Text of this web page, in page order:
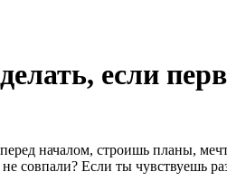
если
началом, строишь планы,
совпали? Если ты чувствуешь